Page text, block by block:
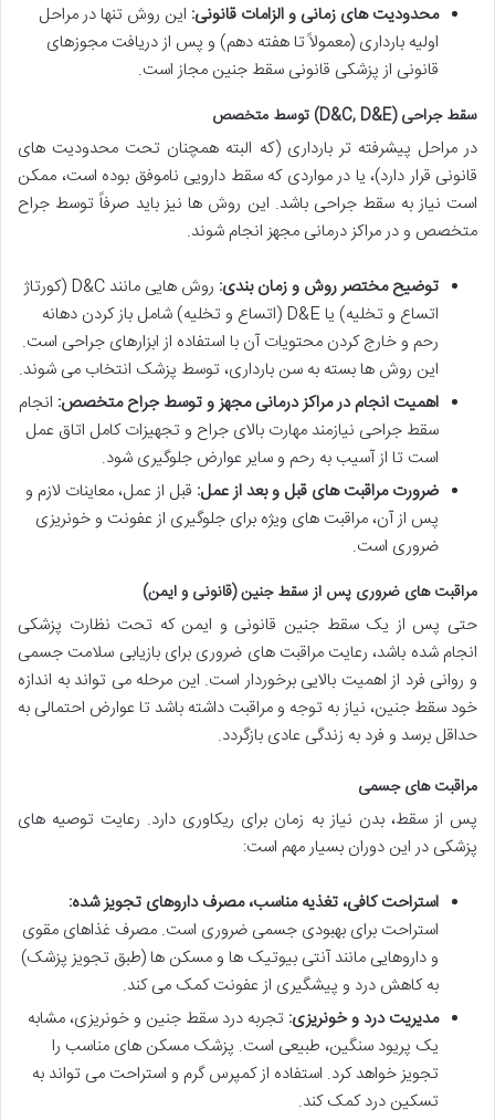
محدودیت های زمانی و الزامات قانونی: این روش تنها در مراحل
اولیه بارداری (معمولاً تا هفته دهم) و پس از دریافت مجوزهای
قانونی ازپزشکی قانونی سقط جنین مجاز است.
سقط جراحی (D&C, D&E) توسط متخصص
در مراحل پیشرفته تر بارداری (که البته همچنان تحت محدودیت های
قانونی قرار دارد)، یا در مواردی که سقط دارویی ناموفق بوده است، ممکن
است نیاز به سقط جراحی باشد. این روش ها نیز باید صرفاً توسط جراح
متخصص و در مراکز درمانی مجهزانجام شوند.
توضیح مختصر روش و زمان بندی:
روش هایی مانند D&C (کورتاژ
اتساع و تخلیه) یا D&E (اتساع و تخلیه) شامل باز کردن دهانه
رحم و خارج کردن محتویات آن با استفاده از ابزارهای جراحی است.
این روش ها بسته به سن بارداری، توسط پزشک انتخاب می شوند.
اهمیت انجام در مراکز درمانی مجهز و توسط جراح متخصص: انجام
سقط جراحی نیازمند مهارت بالای جراح و تجهیزات کامل اتاق عمل
است تا از آسیب به رحم و سایر عوارض جلوگیری شود.
ضرورت مراقبت های قبل و بعد از عمل: قبل از عمل، معاینات لازم و
پس از آن، مراقبت های ویژه برای جلوگیری از عفونت و خونریزی
ضروری است.
مراقبت های ضروری پس از سقط جنین (قانونی و ایمن)
حتی پس از یک سقط جنین قانونی و ایمن که تحت نظارت پزشکی
انجام شده باشد، رعایت مراقبت های ضروری برای بازیابی سلامت جسمی
و روانی فرد از اهمیت بالایی برخوردار است. این مرحله می تواند به اندازه
خود سقط جنین، نیاز به توجه و مراقبت داشته باشد تا عوارض احتمالی به
حداقل برسد و فرد به زندگی عادی بازگردد.
مراقبت های جسمی
پس از سقط، بدن نیاز به زمان برای ریکاوری دارد. رعایت توصیه های
پزشکی در این دوران بسیار مهم است:
استراحت کافی، تغذیه مناسب، مصرف داروهای تجویز شده:
استراحت برای بهبودی جسمی ضروری است. مصرف غذاهای مقوی
و داروهایی مانند آنتی بیوتیک ها و مسکن ها (طبق تجویز پزشک)
به کاهش درد و پیشگیری از عفونت کمک می کند.
مدیریت درد و خونریزی: تجربه درد سقط جنین و خونریزی، مشابه
یک پریود سنگین، طبیعی است. پزشک مسکن های مناسب را
تجویز خواهد کرد. استفاده از کمپرس گرم و استراحت می تواند به
تسکین درد کمک کند.